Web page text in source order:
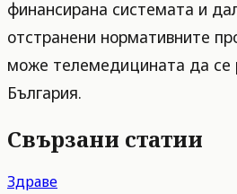
финансирана системата и
отстранени нормативните
може телемедицината да се
България.
Свързани статии
Здраве